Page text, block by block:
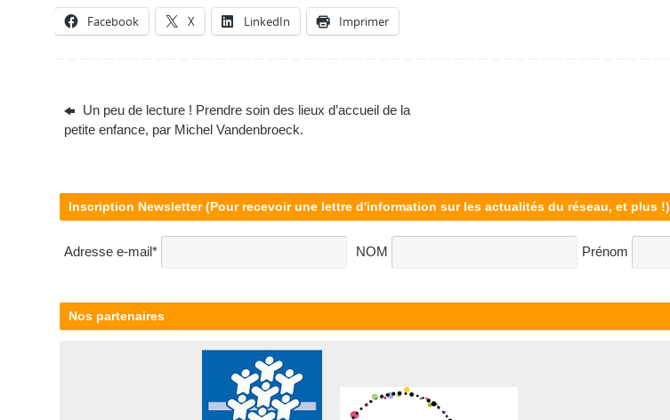
Facebook X LinkedIn Imprimer
Un peu de lecture ! Prendre soin des lieux d’accueil de la
petite enfance, par Michel Vandenbroeck.
Inscription Newsletter (Pour recevoir une lettre d'information sur les actualités du réseau, et plus !)
Adresse e-mail* NOM Prénom
Nos partenaires